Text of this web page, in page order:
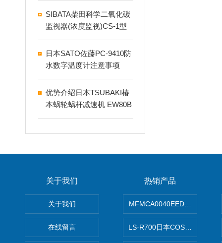
SIBATA柴田科学二氧化碳
监视器(浓度监视)CS-1型
日本SATO佐藤PC-9410防
水数字温度计注意事项
优势介绍日本TSUBAKI椿
本蜗轮蜗杆减速机 EW80B
50R
关于我们
关于我们
在线留言
热销产品
MFMCA0040EED-H日本
LS-R700日本COSMO科斯莫